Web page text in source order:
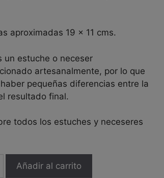
aproximadas 19 x 11 cms.
un estuche o neceser
artesanalmente, por lo que
pequeñas diferencias entre la
resultado final.
todos los estuches y neceseres
Añadir al carrito